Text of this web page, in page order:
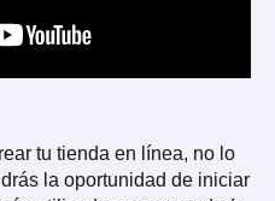
tu tienda en línea, no lo
la oportunidad de iniciar